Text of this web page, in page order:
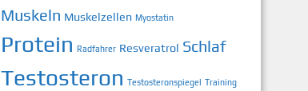
Muskeln Muskelzellen Myostatin
Protein Radfahrer Resveratrol Schlaf
Testosteron Testosteronspiegel Training